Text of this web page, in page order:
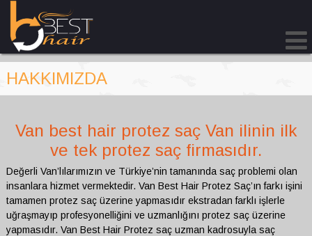
content
HAKKIMIZDA
Van best hair protez saç Van ilinin ilk
ve tek protez saç firmasıdır.
Değerli Van’lılarımızın ve Türkiye’nin tamanında saç problemi olan
insanlara hizmet vermektedir. Van Best Hair Protez Saç’ın farkı işini
tamamen protez saç üzerine yapmasıdır ekstradan farklı işlerle
uğraşmayıp profesyonelliğini ve uzmanlığını protez saç üzerine
yapmasıdır. Van Best Hair Protez saç uzman kadrosuyla saç